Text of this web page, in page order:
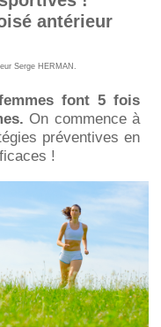
antérieur
Serge HERMAN .
font 5 fois
On commence à
préventives en
!